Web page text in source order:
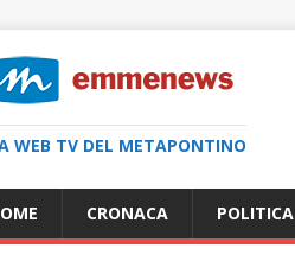
WEB TV DEL METAPONTINO
CRONACA POLITICA